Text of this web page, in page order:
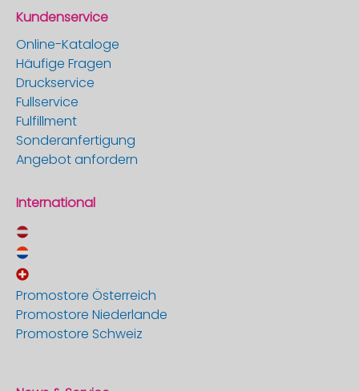
Kundenservice
Online-Kataloge
Häufige Fragen
Druckservice
Fullservice
Fulfillment
Sonderanfertigung
Angebot anfordern
International
Promostore Österreich
Promostore Niederlande
Promostore Schweiz